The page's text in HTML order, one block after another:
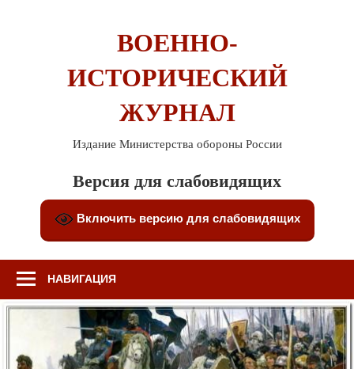
ВОЕННО-
ИСТОРИЧЕСКИЙ
ЖУРНАЛ
Издание Министерства обороны России
Версия для слабовидящих
Включить версию для слабовидящих
НАВИГАЦИЯ